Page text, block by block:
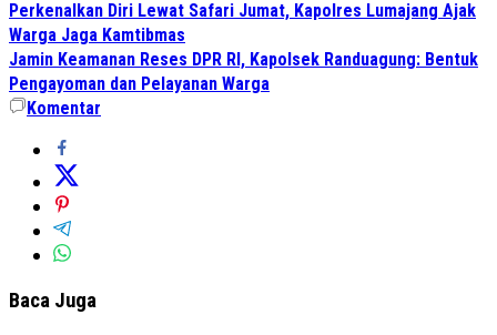
Perkenalkan Diri Lewat Safari Jumat, Kapolres Lumajang Ajak
Warga Jaga Kamtibmas
Jamin Keamanan Reses DPR RI, Kapolsek Randuagung: Bentuk
Pengayoman dan Pelayanan Warga
Komentar
Baca Juga